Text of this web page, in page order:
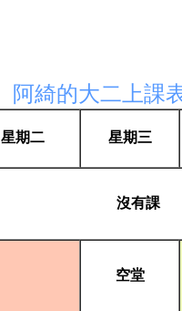
阿綺的大二上課
星期二 星期三
沒有課
空堂